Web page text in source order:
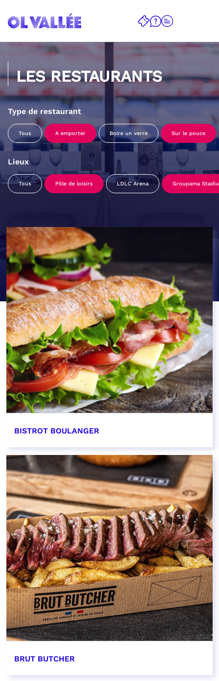
LES RESTAURANTS
Type de restaurant
Tous A emporter Boire un verre Sur le pouce
Lieux
Tous Pôle de loisirs LDLC Arena Groupama
BISTROT BOULANGER
EN SAVOIR PLUS
BRUT BUTCHER